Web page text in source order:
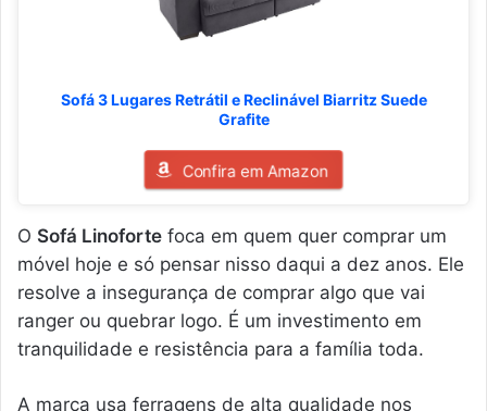
Sofá 3 Lugares Retrátil e Reclinável Biarritz Suede
Grafite
Confira em Amazon
O Sofá Linoforte foca em quem quer comprar um
móvel hoje e só pensar nisso daqui a dez anos. Ele
resolve a insegurança de comprar algo que vai
ranger ou quebrar logo. É um investimento em
tranquilidade e resistência para a família toda.
A marca usa ferragens de alta qualidade nos